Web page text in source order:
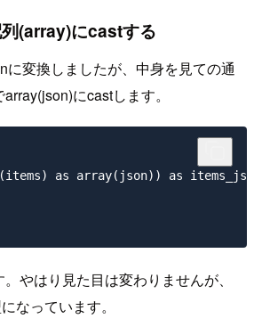
(array)にcastする
に変換しましたが、中身を見ての通
にcastします。
as array(json)) as
やはり見た目は変わりませんが、
なっています。